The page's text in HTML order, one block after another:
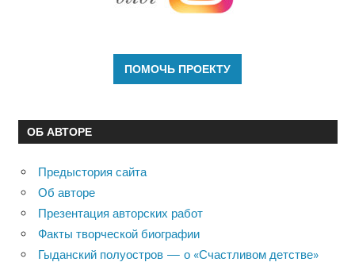
ОБ АВТОРЕ
Предыстория сайта
Об авторе
Презентация авторских работ
Факты творческой биографии
Гыданский полуостров — о «Счастливом детстве»